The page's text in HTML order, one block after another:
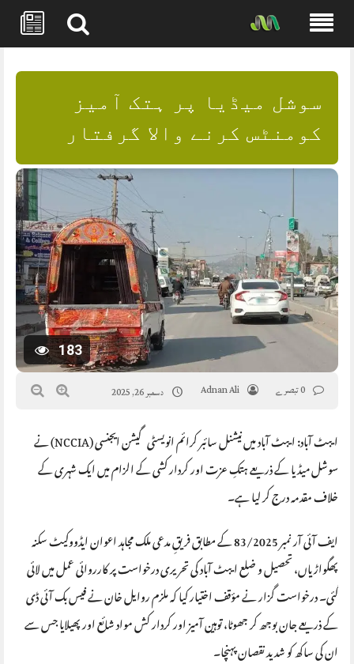
content
سوشل میڈیا پر ہتک آمیز
کومنٹس کرنے والا گرفتار
183
Adnan Ali دسمبر 26, 2025
ایبٹ آباد: ایبٹ آباد میں نیشنل سائبر کرائم انویسٹی گیشن ایجنسی (NCCIA) نے
سوشل میڈیا کے ذریعے ہتکِ عزت اور کردار کشی کے الزام میں ایک شہری کے
خلاف مقدمہ درج کر لیا ہے۔
ایف آئی آر نمبر 83/2025 کے مطابق فریقِ مدعی ملک مجاہد اعوان ایڈووکیٹ سکنہ
پھگواڑیاں، تحصیل و ضلع ایبٹ آباد کی تحریری درخواست پر کارروائی عمل میں لائی
گئی۔ درخواست گزار نے مؤقف اختیار کیا کہ ملزم روایل خان نے فیس بک آئی ڈی
کے ذریعے جان بوجھ کر جھوٹا، توہین آمیز اور کردار کش مواد شائع اور پھیلایا جس سے
ان کی ساکھ کو شدید نقصان پہنچا۔